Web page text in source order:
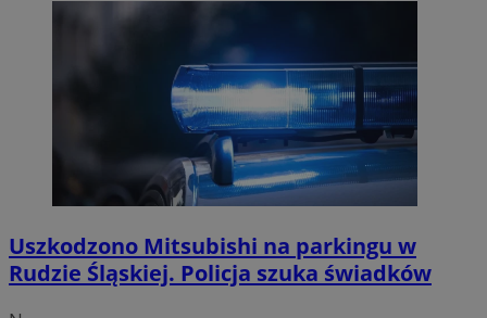
Uszkodzono Mitsubishi na parkingu w
Rudzie Śląskiej. Policja szuka świadków